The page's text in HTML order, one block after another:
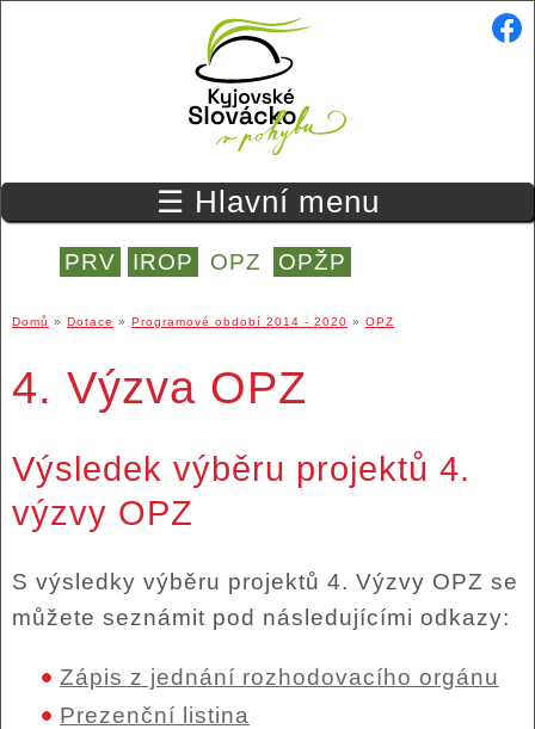
Přejít k hlavnímu obsahu
☰ Hlavní menu
PRV IROP OPZ OPŽP
Jste zde
Domů » Dotace » Programové období 2014 - 2020 » OPZ
4. Výzva OPZ
Výsledek výběru projektů 4.
výzvy OPZ
S výsledky výběru projektů 4. Výzvy OPZ se
můžete seznámit pod následujícími odkazy:
Zápis z jednání rozhodovacího orgánu
Prezenční listina